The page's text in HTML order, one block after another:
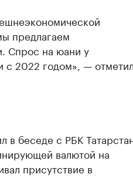
предлагаем
Спрос на юани у
с 2022 годом», — отметил
беседе с РБК
валютой на
присутствие в